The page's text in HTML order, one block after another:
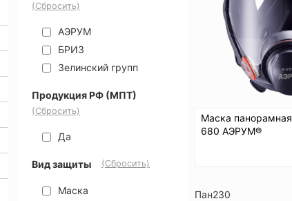
(Сбросить)
АЭРУМ
БРИЗ
Зелинский групп
Продукция РФ (МПТ)
(Сбросить)
Да
Вид защиты (Сбросить)
Маска
Маска панорамная
680 АЭРУМ®
Пан230